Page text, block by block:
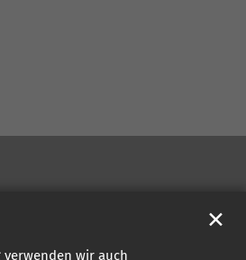
wir auch
✕